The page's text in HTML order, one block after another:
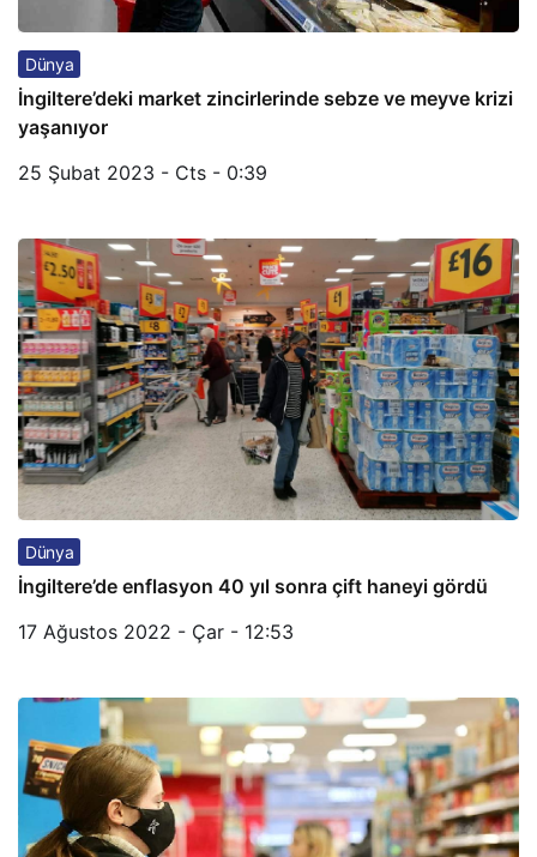
Dünya
İngiltere’deki market zincirlerinde sebze ve meyve krizi
yaşanıyor
25 Şubat 2023 - Cts - 0:39
Dünya
İngiltere’de enflasyon 40 yıl sonra çift haneyi gördü
17 Ağustos 2022 - Çar - 12:53